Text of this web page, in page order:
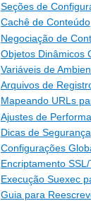
Seções de
Cachê de Conteúdo
Negociação de
Objetos Dinâmicos
Variáveis de
Arquivos de
Mapeando URLs
Ajustes de
Dicas de Segurança
Configurações
Encriptamento
Execução Suexec
Guia para